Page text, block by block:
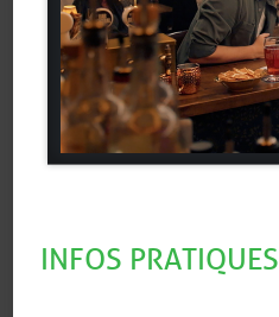
INFOS PRATIQUES